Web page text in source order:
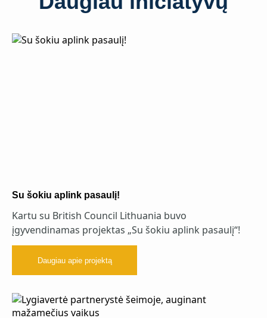
Su šokiu aplink pasaulį!
Kartu su British Council Lithuania buvo
įgyvendinamas projektas „Su šokiu aplink pasaulį“!
Daugiau apie projektą